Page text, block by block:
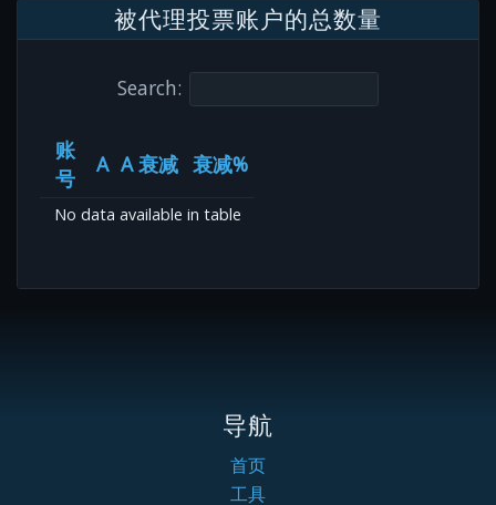
被代理投票账户的总数量
Search:
账
号
A A 衰减 衰减%
No data available in table
导航
首页
工具